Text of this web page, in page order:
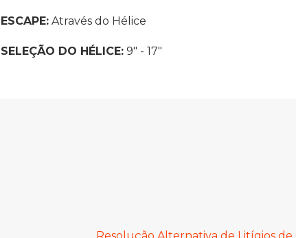
ESCAPE: Através do Hélice
SELEÇÃO DO HÉLICE: 9" - 17"